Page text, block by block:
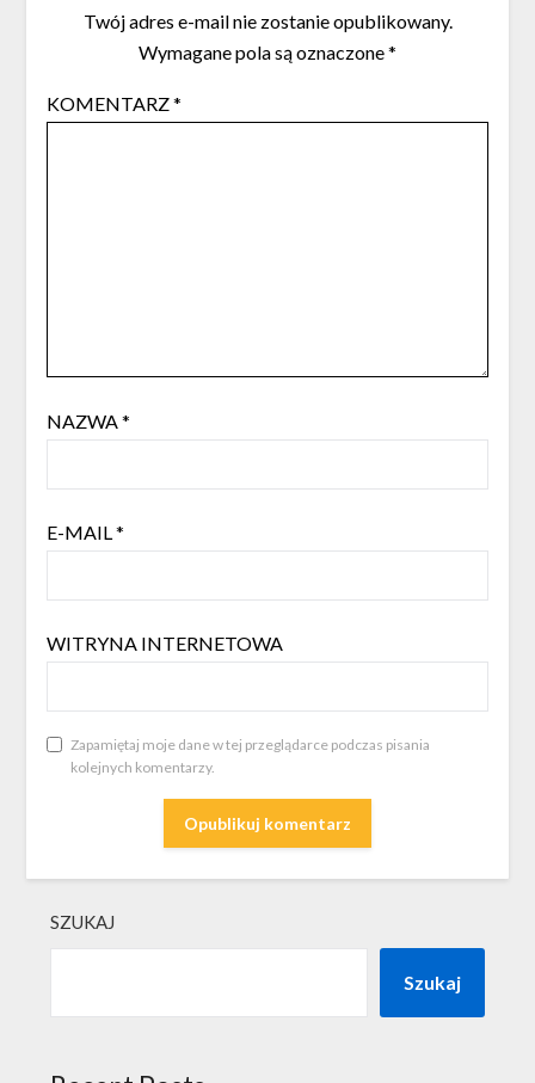
Twój adres e-mail nie zostanie opublikowany.
Wymagane pola są oznaczone*
KOMENTARZ*
NAZWA*
E-MAIL*
WITRYNA INTERNETOWA
Zapamiętaj moje dane w tej przeglądarce podczas pisania
kolejnych komentarzy.
SZUKAJ
Szukaj